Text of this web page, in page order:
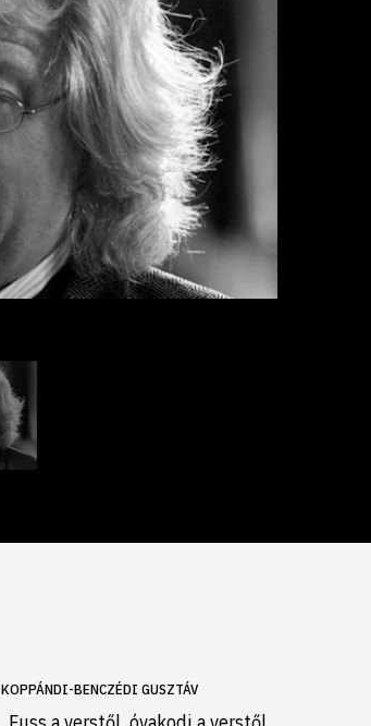
KOPPÁNDI-BENCZÉDI GUSZTÁV